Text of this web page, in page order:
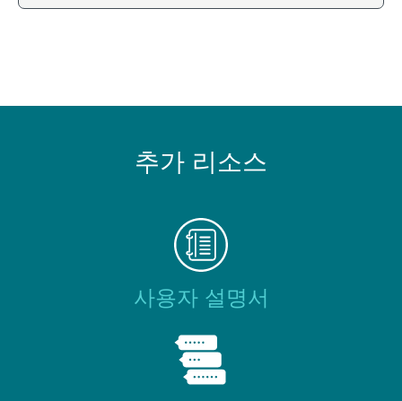
추가 리소스
사용자 설명서